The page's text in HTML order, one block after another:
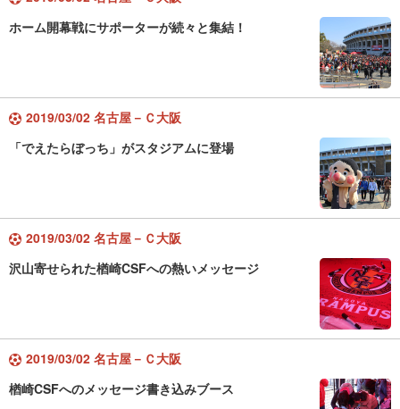
ホーム開幕戦にサポーターが続々と集結！
2019/03/02 名古屋－Ｃ大阪
「でえたらぼっち」がスタジアムに登場
2019/03/02 名古屋－Ｃ大阪
沢山寄せられた楢崎CSFへの熱いメッセージ
2019/03/02 名古屋－Ｃ大阪
楢崎CSFへのメッセージ書き込みブース